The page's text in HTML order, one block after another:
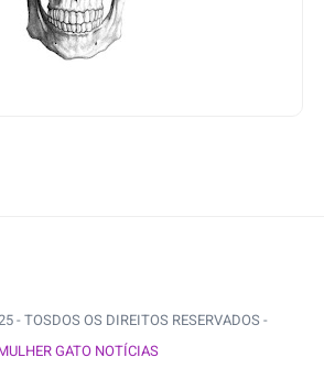
- TOSDOS OS DIREITOS RESERVADOS -
GATO NOTÍCIAS